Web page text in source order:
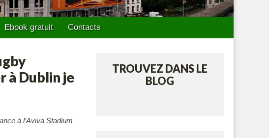
Ebook gratuit Contacts
à Dublin je
à l’Aviva Stadium
TROUVEZ DANS LE
BLOG